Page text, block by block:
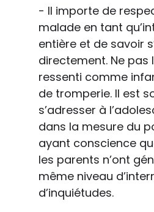
- Il importe de
malade en tant
entière et de savoir
directement. Ne
ressenti comme
de tromperie. Il est
s’adresser à
dans la mesure du
ayant conscience
les parents n’ont
même niveau
d’inquiétudes.